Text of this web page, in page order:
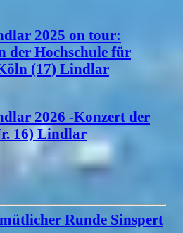
2025 on tour:
der Hochschule für
(17) Lindlar
2026 -Konzert der
16) Lindlar
Runde Sinspert